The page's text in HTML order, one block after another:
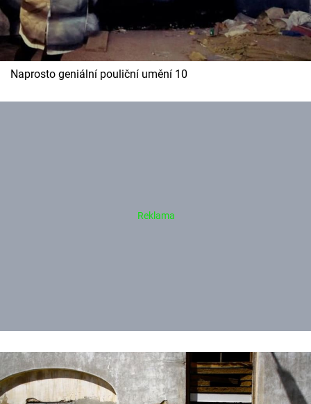
Naprosto geniální pouliční umění 10